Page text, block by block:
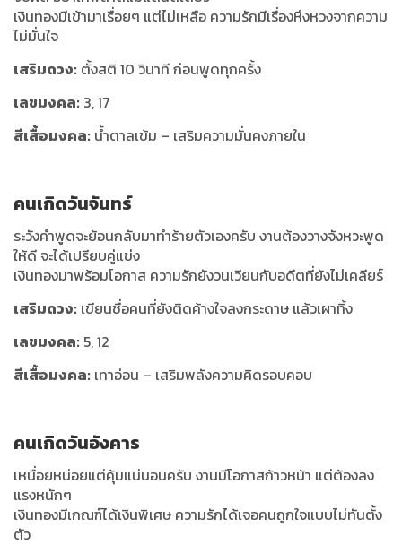
เงินทองมีเข้ามาเรื่อยๆ แต่ไม่เหลือ ความรักมีเรื่องหึงหวงจากความ
ไม่มั่นใจ
เสริมดวง: ตั้งสติ 10 วินาที ก่อนพูดทุกครั้ง
เลขมงคล: 3, 17
สีเสื้อมงคล: น้ำตาลเข้ม – เสริมความมั่นคงภายใน
คนเกิดวันจันทร์
ระวังคำพูดจะย้อนกลับมาทำร้ายตัวเองครับ งานต้องวางจังหวะพูด
ให้ดี จะได้เปรียบคู่แข่ง
เงินทองมาพร้อมโอกาส ความรักยังวนเวียนกับอดีตที่ยังไม่เคลียร์
เสริมดวง: เขียนชื่อคนที่ยังติดค้างใจลงกระดาษ แล้วเผาทิ้ง
เลขมงคล: 5, 12
สีเสื้อมงคล: เทาอ่อน – เสริมพลังความคิดรอบคอบ
คนเกิดวันอังคาร
เหนื่อยหน่อยแต่คุ้มแน่นอนครับ งานมีโอกาสก้าวหน้า แต่ต้องลง
แรงหนักๆ
เงินทองมีเกณฑ์ได้เงินพิเศษ ความรักได้เจอคนถูกใจแบบไม่ทันตั้ง
ตัว